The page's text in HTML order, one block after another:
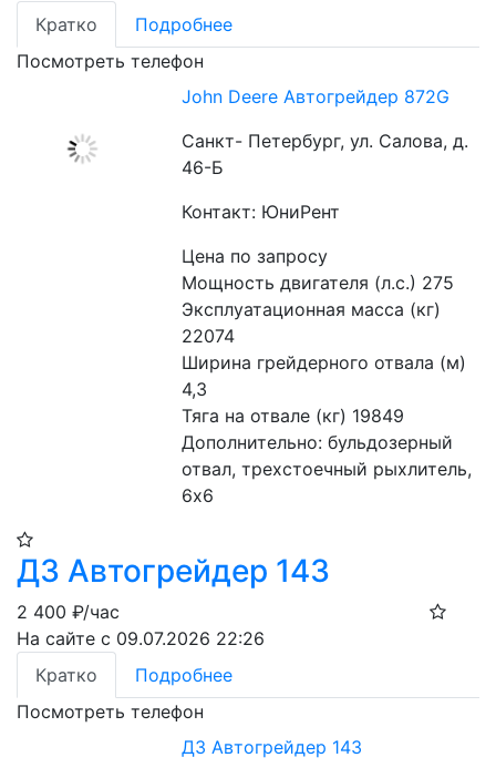
Кратко
Подробнее
Посмотреть телефон
John Deere Автогрейдер 872G
Санкт- Петербург, ул. Салова, д.
46-Б
Контакт: ЮниРент
Цена по запросу
Мощность двигателя (л.с.) 275
Эксплуатационная масса (кг)
22074
Ширина грейдерного отвала (м)
4,3
Тяга на отвале (кг) 19849
Дополнительно: бульдозерный
отвал, трехстоечный рыхлитель,
6х6
ДЗ Автогрейдер 143
2 400 ₽/час
На сайте с 09.07.2026 22:26
Кратко
Подробнее
Посмотреть телефон
ДЗ Автогрейдер 143